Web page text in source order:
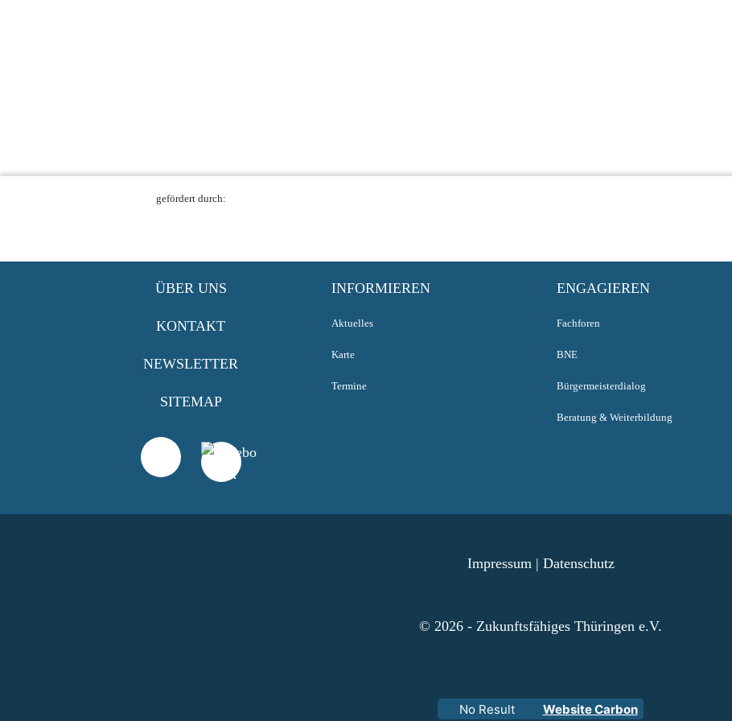
gefördert durch:
ÜBER UNS
KONTAKT
NEWSLETTER
SITEMAP
INFORMIEREN
Aktuelles
Karte
Termine
ENGAGIEREN
Fachforen
BNE
Bürgermeisterdialog
Beratung & Weiterbildung
Impressum| Datenschutz
© 2026 - Zukunftsfähiges Thüringen e.V.
No Result Website Carbon